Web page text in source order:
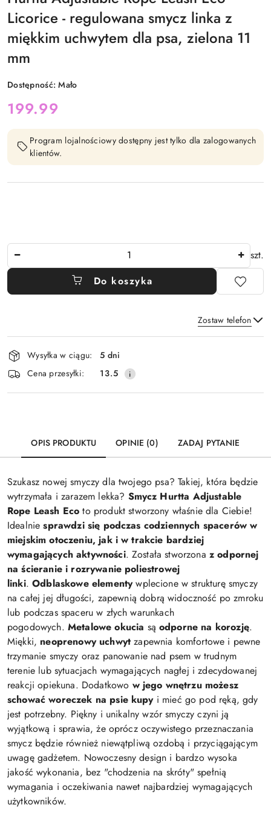
Licorice - regulowana smycz linka z
miękkim uchwytem dla psa, zielona 11
mm
Dostępność:Mało
cena:
199.99
Program lojalnościowy dostępny jest tylko dla zalogowanych
klientów.
szt.
Do koszyka
Zostaw telefon
Wyślij
Dostępność
i
dostawa
Wysyłka w ciągu:
5 dni
Cena przesyłki:
13.5
OPIS PRODUKTU OPINIE (0) ZADAJ PYTANIE
Szukasz nowej smyczy dla twojego psa? Takiej, która będzie
wytrzymała i zarazem lekka? Smycz Hurtta Adjustable
Rope Leash Eco to produkt stworzony właśnie dla Ciebie!
Idealnie sprawdzi się podczas codziennych spacerów w
miejskim otoczeniu, jak i w trakcie bardziej
wymagających aktywności. Została stworzona z odpornej
na ścieranie i rozrywanie poliestrowej
linki. Odblaskowe elementy wplecione w strukturę smyczy
na całej jej długości, zapewnią dobrą widoczność po zmroku
lub podczas spaceru w złych warunkach
pogodowych. Metalowe okucia są odporne na korozję.
Miękki, neoprenowy uchwyt zapewnia komfortowe i pewne
trzymanie smyczy oraz panowanie nad psem w trudnym
terenie lub sytuacjach wymagających nagłej i zdecydowanej
reakcji opiekuna. Dodatkowo w jego wnętrzu możesz
schować woreczek na psie kupy i mieć go pod ręką, gdy
jest potrzebny. Piękny i unikalny wzór smyczy czyni ją
wyjątkową i sprawia, że oprócz oczywistego przeznaczania
smycz będzie również niewątpliwą ozdobą i przyciągającym
uwagę gadżetem. Nowoczesny design i bardzo wysoka
jakość wykonania, bez "chodzenia na skróty" spełnią
wymagania i oczekiwania nawet najbardziej wymagających
użytkowników.